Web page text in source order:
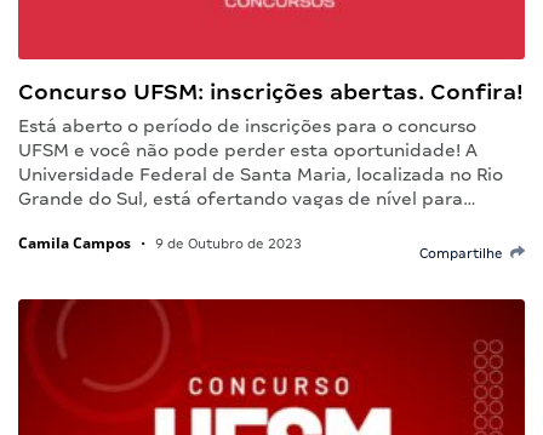
Concurso UFSM: inscrições abertas. Confira!
Está aberto o período de inscrições para o concurso
UFSM e você não pode perder esta oportunidade! A
Universidade Federal de Santa Maria, localizada no Rio
Grande do Sul, está ofertando vagas de nível para…
Camila Campos • 9 de Outubro de 2023
Compartilhe